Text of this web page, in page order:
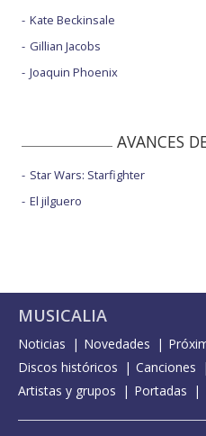
Kate Beckinsale
Gillian Jacobs
Joaquin Phoenix
AVANCES
Star Wars: Starfighter
El jilguero
MUSICALIA
Noticias Novedades
Discos históricos
Canciones
Artistas y grupos
Portadas